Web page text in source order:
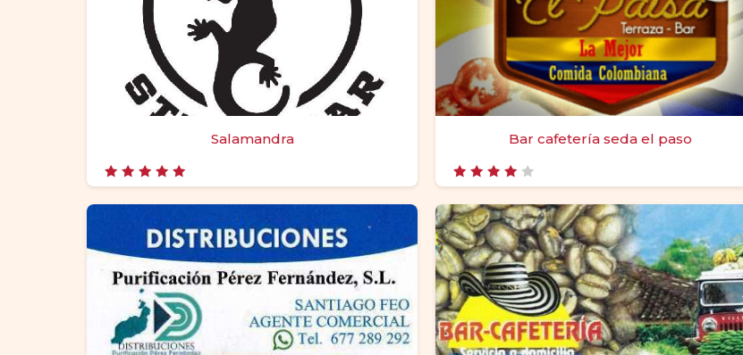
Salamandra
Valorado
Bar cafetería seda el paso
Valora
4.00
de 5